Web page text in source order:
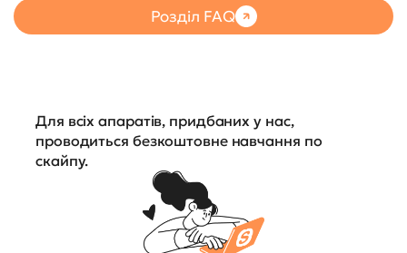
Розділ FAQ
Для всіх апаратів, придбаних у нас,
проводиться безкоштовне навчання по
скайпу.